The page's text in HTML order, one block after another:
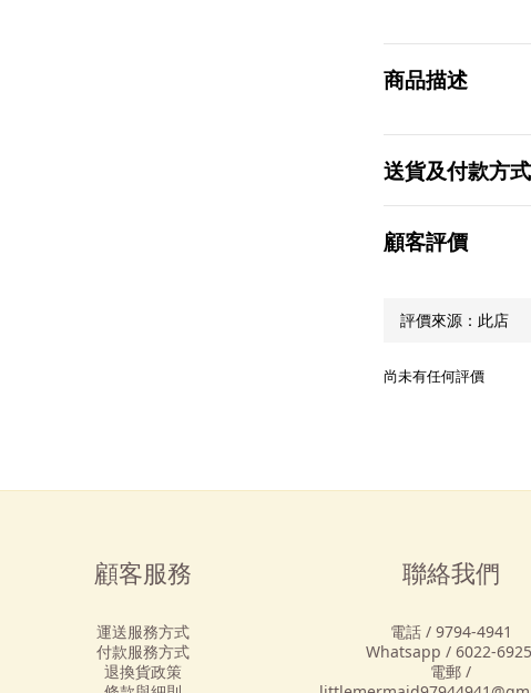
商品描述
送貨及付款方式
顧客評價
尚未有任何評價
顧客服務
運送服務方式
付款服務方式
退換貨政策
聯絡我們
電話 / 9794-4941
Whatsapp / 6022-6925
電郵 /